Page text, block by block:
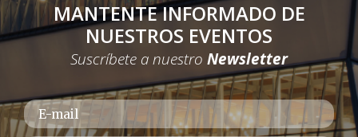
MANTENTE INFORMADO DE
NUESTROS EVENTOS
Suscríbete a nuestro Newsletter